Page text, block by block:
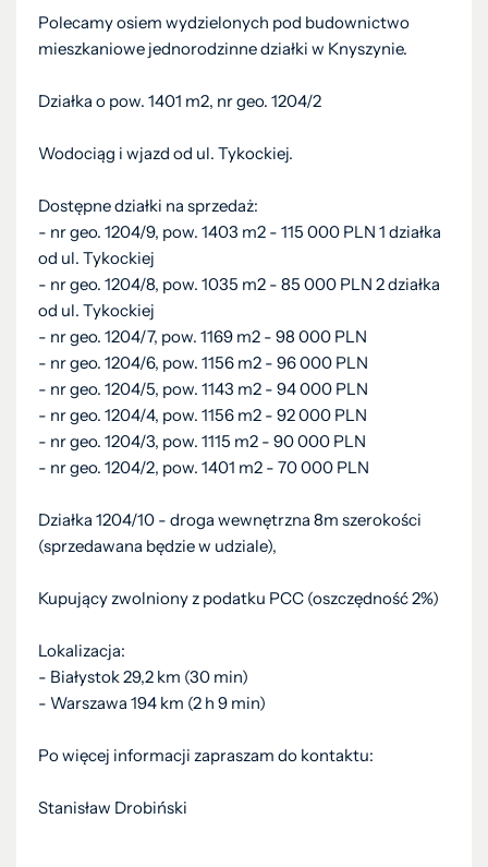
Polecamy osiem wydzielonych pod budownictwo
mieszkaniowe jednorodzinne działki w Knyszynie.
Działka o pow. 1401 m2, nr geo. 1204/2
Wodociąg i wjazd od ul. Tykockiej.
Dostępne działki na sprzedaż:
- nr geo. 1204/9, pow. 1403 m2 - 115 000 PLN 1 działka
od ul. Tykockiej
- nr geo. 1204/8, pow. 1035 m2 - 85 000 PLN 2 działka
od ul. Tykockiej
- nr geo. 1204/7, pow. 1169 m2 - 98 000 PLN
- nr geo. 1204/6, pow. 1156 m2 - 96 000 PLN
- nr geo. 1204/5, pow. 1143 m2 - 94 000 PLN
- nr geo. 1204/4, pow. 1156 m2 - 92 000 PLN
- nr geo. 1204/3, pow. 1115 m2 - 90 000 PLN
- nr geo. 1204/2, pow. 1401 m2 - 70 000 PLN
Działka 1204/10 - droga wewnętrzna 8m szerokości
(sprzedawana będzie w udziale),
Kupujący zwolniony z podatku PCC (oszczędność 2%)
Lokalizacja:
- Białystok 29,2 km (30 min)
- Warszawa 194 km (2 h 9 min)
Po więcej informacji zapraszam do kontaktu:
Stanisław Drobiński